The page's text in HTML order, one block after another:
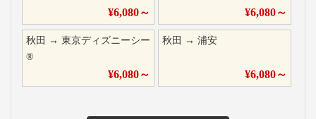
¥6,080～ ¥6,080～
秋田 → 東京ディズニーシー
®
¥6,080～
秋田 →浦安
¥6,080～